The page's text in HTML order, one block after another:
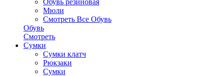
Обувь резиновая
Мюли
Смотреть Все Обувь
Обувь
Смотреть
Сумки
Сумки клатч
Рюкзаки
Сумки